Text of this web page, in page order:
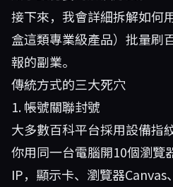
接下來，我會詳細拆解如何
盒這類專業級產品）批量刷
報的副業。
傳統方式的三大死穴
1. 帳號關聯封號
大多數百科平台採用設備指
你用同一台電腦開10個瀏覽
IP，顯示卡、瀏覽器